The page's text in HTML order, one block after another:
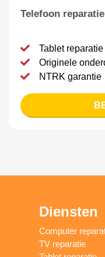
Telefoon
Tablet
Originele
NTRK garantie
Diensten
Computer
TV reparatie